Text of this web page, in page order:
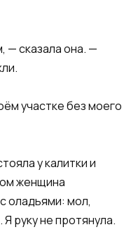
— сказала она. —
участке без моего
у калитки и
женщина
оладьями: мол,
руку не протянула.